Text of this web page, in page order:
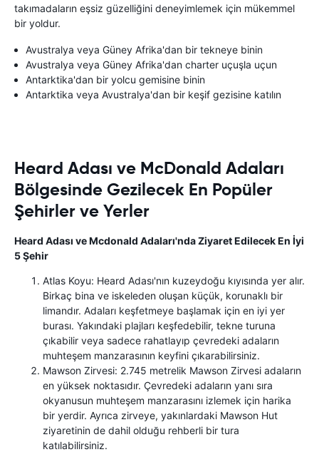
takımadaların eşsiz güzelliğini deneyimlemek için mükemmel
bir yoldur.
Avustralya veya Güney Afrika'dan bir tekneye binin
Avustralya veya Güney Afrika'dan charter uçuşla uçun
Antarktika'dan bir yolcu gemisine binin
Antarktika veya Avustralya'dan bir keşif gezisine katılın
Heard Adası ve McDonald Adaları
Bölgesinde Gezilecek En Popüler
Şehirler ve Yerler
Heard Adası ve Mcdonald Adaları'nda Ziyaret Edilecek En İyi
5 Şehir
Atlas Koyu: Heard Adası'nın kuzeydoğu kıyısında yer alır.
Birkaç bina ve iskeleden oluşan küçük, korunaklı bir
limandır. Adaları keşfetmeye başlamak için en iyi yer
burası. Yakındaki plajları keşfedebilir, tekne turuna
çıkabilir veya sadece rahatlayıp çevredeki adaların
muhteşem manzarasının keyfini çıkarabilirsiniz.
Mawson Zirvesi: 2.745 metrelik Mawson Zirvesi adaların
en yüksek noktasıdır. Çevredeki adaların yanı sıra
okyanusun muhteşem manzarasını izlemek için harika
bir yerdir. Ayrıca zirveye, yakınlardaki Mawson Hut
ziyaretinin de dahil olduğu rehberli bir tura
katılabilirsiniz.